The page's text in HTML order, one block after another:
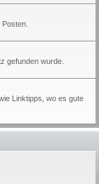
gefunden wurde.
Linktipps, wo es gute